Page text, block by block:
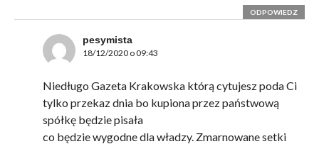
ODPOWIEDZ
pesymista
18/12/2020 o 09:43
Niedługo Gazeta Krakowska którą cytujesz poda Ci
tylko przekaz dnia bo kupiona przez państwową
spółkę będzie pisała
co będzie wygodne dla władzy. Zmarnowane setki